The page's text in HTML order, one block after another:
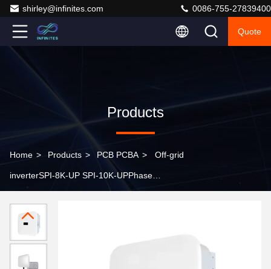
shirley@infinites.com 0086-755-27839400
Quote
Products
Home > Products > PCB PCBA > Off-grid
inverterSPI-8K-UP SPI-10K-UPPhase
inverter